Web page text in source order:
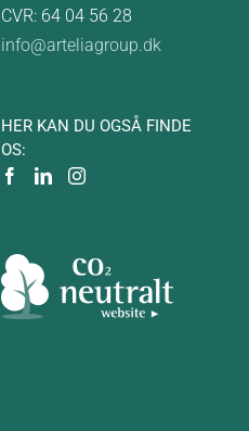
CVR: 64 04 56 28
info@arteliagroup.dk
HER KAN DU OGSÅ FINDE
OS: